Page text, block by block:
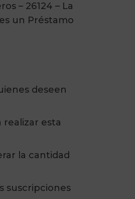
– 26124 – La
un Préstamo
deseen
esta
la cantidad
suscripciones